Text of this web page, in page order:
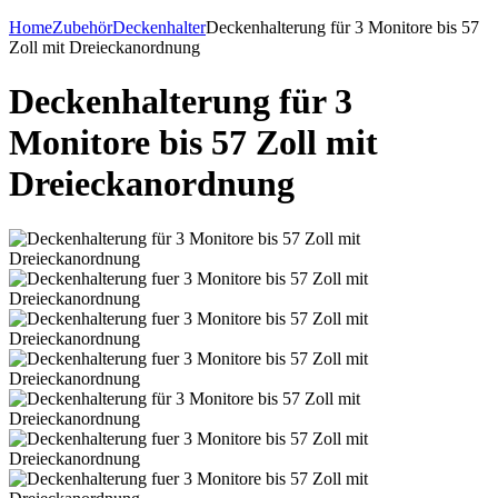
HomeZubehörDeckenhalterDeckenhalterung für 3 Monitore bis 57
Zoll mit Dreieckanordnung
Deckenhalterung für 3
Monitore bis 57 Zoll mit
Dreieckanordnung